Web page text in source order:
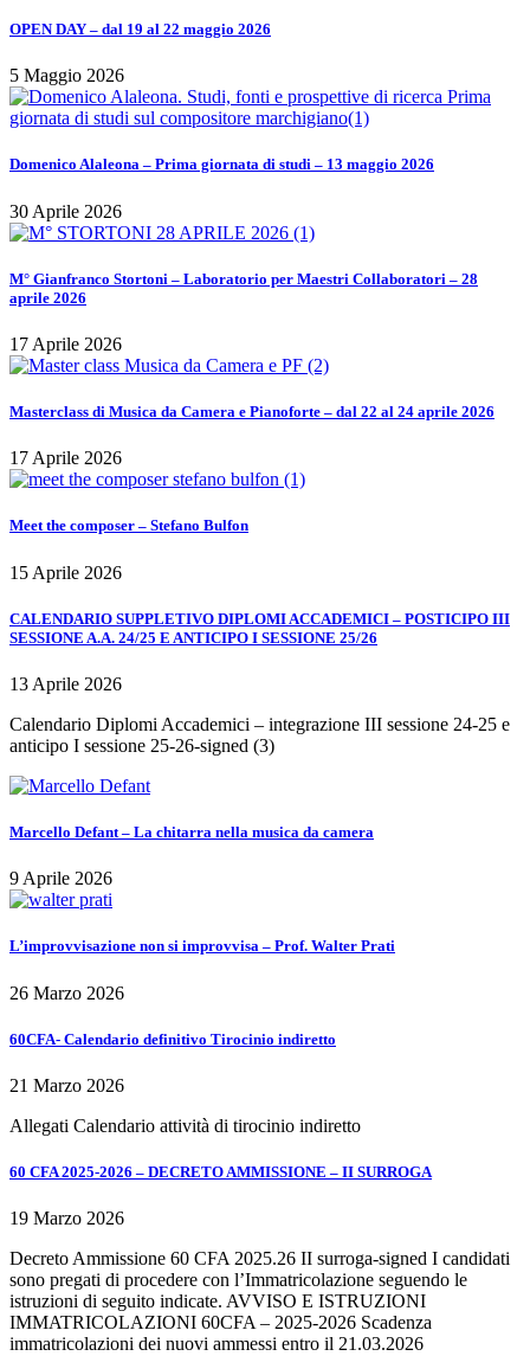
OPEN DAY – dal 19 al 22 maggio 2026
5 Maggio 2026
Domenico Alaleona – Prima giornata di studi – 13 maggio 2026
30 Aprile 2026
M° Gianfranco Stortoni – Laboratorio per Maestri Collaboratori – 28
aprile 2026
17 Aprile 2026
Masterclass di Musica da Camera e Pianoforte – dal 22 al 24 aprile 2026
17 Aprile 2026
Meet the composer – Stefano Bulfon
15 Aprile 2026
CALENDARIO SUPPLETIVO DIPLOMI ACCADEMICI – POSTICIPO III
SESSIONE A.A. 24/25 E ANTICIPO I SESSIONE 25/26
13 Aprile 2026
Calendario Diplomi Accademici – integrazione III sessione 24-25 e
anticipo I sessione 25-26-signed (3)
Marcello Defant – La chitarra nella musica da camera
9 Aprile 2026
L’improvvisazione non si improvvisa – Prof. Walter Prati
26 Marzo 2026
60CFA- Calendario definitivo Tirocinio indiretto
21 Marzo 2026
Allegati Calendario attività di tirocinio indiretto
60 CFA 2025-2026 – DECRETO AMMISSIONE – II SURROGA
19 Marzo 2026
Decreto Ammissione 60 CFA 2025.26 II surroga-signed I candidati
sono pregati di procedere con l’Immatricolazione seguendo le
istruzioni di seguito indicate. AVVISO E ISTRUZIONI
IMMATRICOLAZIONI 60CFA – 2025-2026 Scadenza
immatricolazioni dei nuovi ammessi entro il 21.03.2026